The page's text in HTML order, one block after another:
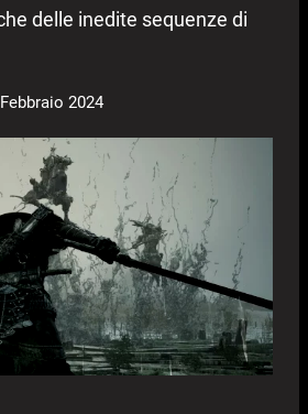
delle inedite sequenze di
2024